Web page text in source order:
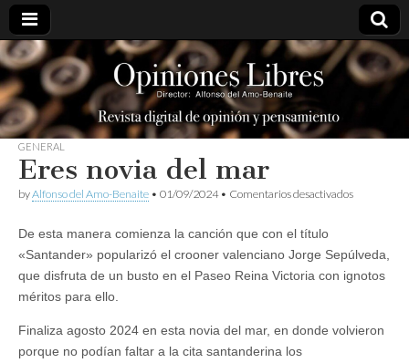
opinioneslibres
GENERAL
Eres novia del mar
byAlfonso del Amo-Benaite • 01/09/2024• Comentarios desactivadosen
mar
De esta manera comienza la canción que con el título
«Santander» popularizó el crooner valenciano Jorge Sepúlveda,
que disfruta de un busto en el Paseo Reina Victoria con ignotos
méritos para ello.
Finaliza agosto 2024 en esta novia del mar, en donde volvieron
porque no podían faltar a la cita santanderina los